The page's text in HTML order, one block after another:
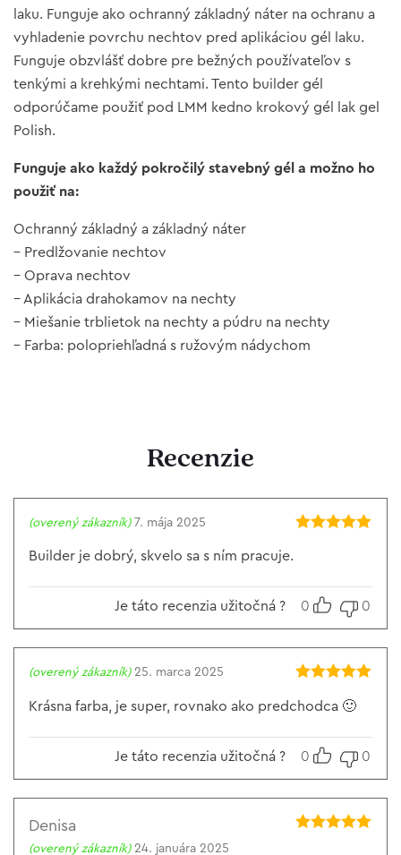
laku. Funguje ako ochranný základný náter na ochranu a
vyhladenie povrchu nechtov pred aplikáciou gél laku.
Funguje obzvlášť dobre pre bežných používateľov s
tenkými a krehkými nechtami. Tento builder gél
odporúčame použiť pod LMM kedno krokový gél lak gel
Polish.
Funguje ako každý pokročilý stavebný gél a možno ho
použiť na:
Ochranný základný a základný náter
– Predlžovanie nechtov
– Oprava nechtov
– Aplikácia drahokamov na nechty
– Miešanie trblietok na nechty a púdru na nechty
– Farba: polopriehľadná s ružovým nádychom
Recenzie
(overený zákazník) 7. mája 2025
Builder je dobrý, skvelo sa s ním pracuje.
Je táto recenzia užitočná ? 0 0
z 5
(overený zákazník) 25. marca 2025
Krásna farba, je super, rovnako ako predchodca 🙂
Je táto recenzia užitočná ? 0 0
Denisa
(overený zákazník) 24. januára 2025